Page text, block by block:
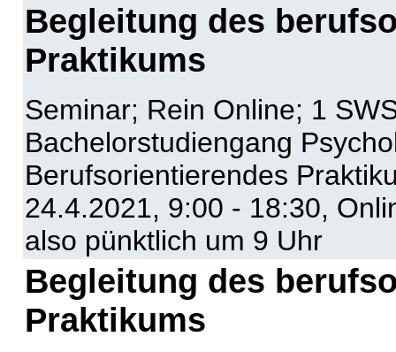
Begleitung des
Praktikums
Seminar; Rein Online; 1
Bachelorstudiengang
Berufsorientierendes
24.4.2021, 9:00 - 18:30,
also pünktlich um 9 Uhr
Begleitung des
Praktikums